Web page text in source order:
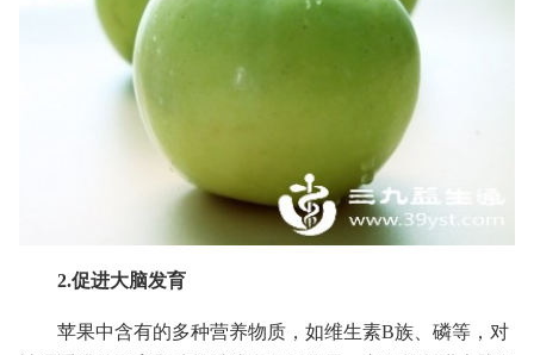
2.促进大脑发育
苹果中含有的多种营养物质，如维生素B族、磷等，对